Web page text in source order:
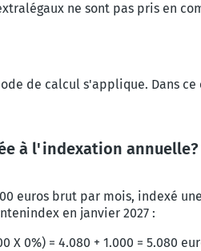
ne sont pas pris en
de calcul s'applique. Dans
à l'indexation annuelle?
euros brut par mois, indexé
en janvier 2027 :
X 0%) = 4.080 + 1.000 =